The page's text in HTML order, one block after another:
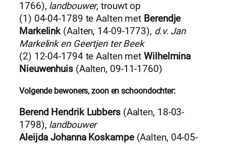
1766), landbouwer, trouwt op
(1) 04-04-1789 te Aalten met Berendje
Markelink(Aalten, 14-09-1773), d.v. Jan
Markelink en Geertjen ter Beek
(2) 12-04-1794 te Aalten metWilhelmina
Nieuwenhuis(Aalten, 09-11-1760)
Volgende bewoners, zoon enschoondochter:
Berend Hendrik Lubbers(Aalten, 18-03-
1798), landbouwer
Aleijda Johanna Koskampe(Aalten, 04-05-